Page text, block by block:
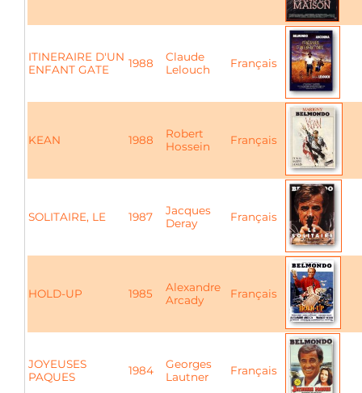
ITINERAIRE D'UN
ENFANT GATE
1988
Claude
Lelouch
Français
KEAN 1988
Robert
Hossein
Français
SOLITAIRE, LE 1987
Jacques
Deray
Français
HOLD-UP 1985
Alexandre
Arcady
Français
JOYEUSES
PAQUES
1984
Georges
Lautner
Français